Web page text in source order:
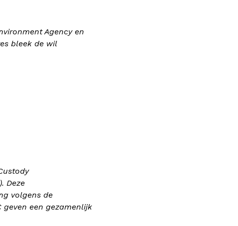
Agency en
bleek de wil
Deze
volgens de
geven een gezamenlijk